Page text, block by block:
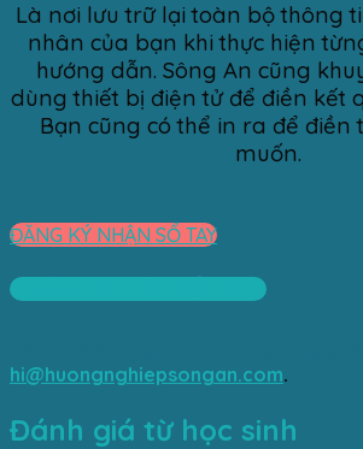
Là nơi lưu trữ lại toàn bộ thông
nhân của bạn khi thực hiện
hướng dẫn. Sông An cũng
dùng thiết bị điện tử để điền kết
Bạn cũng có thể in ra để điền
muốn.
ĐĂNG KÝ NHẬN SỔ TAY
hi@huongnghiepsongan.com.
Đánh giá từ học sinh